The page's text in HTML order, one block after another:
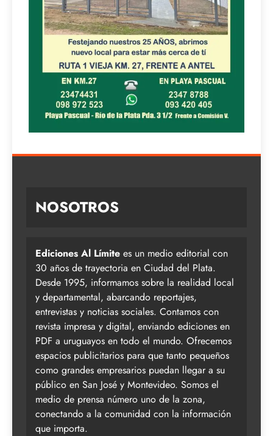
NOSOTROS
Ediciones Al Límite es un medio editorial con
30 años de trayectoria en Ciudad del Plata.
Desde 1995, informamos sobre la realidad local
y departamental, abarcando reportajes,
entrevistas y noticias sociales. Contamos con
revista impresa y digital, enviando ediciones en
PDF a uruguayos en todo el mundo. Ofrecemos
espacios publicitarios para que tanto pequeños
como grandes empresarios puedan llegar a su
público en San José y Montevideo. Somos el
medio de prensa número uno de la zona,
conectando a la comunidad con la información
que importa.